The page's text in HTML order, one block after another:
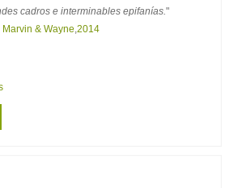
cadros e interminables epifanías."
& Wayne,2014